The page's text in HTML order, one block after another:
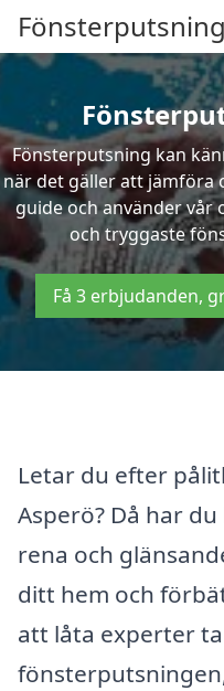
Fönsterputsning kan
när det gäller att jämföra
guide och använder
och tryggaste
Få 3 erbjudanden,
Letar du efter
Asperö? Då har
rena och
ditt hem och
att låta experter